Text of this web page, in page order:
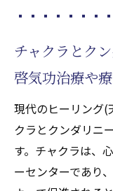
チャクラとク
啓気功治療や
現代のヒーリング(
クラとクンダリニ
す。チャクラは、
ーセンターであり